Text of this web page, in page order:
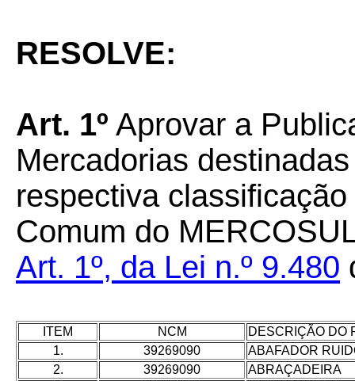
RESOLVE:
Art. 1º Aprovar a
Mercadorias
respectiva
Comum do
Art. 1º, da Lei n.º 9.480
ITEM NCM
DESCRIÇÃO DO
1.
39269090
ABAFADOR
2.
39269090
ABRAÇADEIRA